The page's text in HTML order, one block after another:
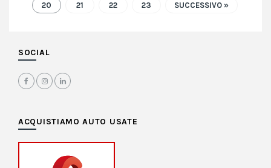
20 21 22 23 SUCCESSIVO »
SOCIAL
ACQUISTIAMO AUTO USATE